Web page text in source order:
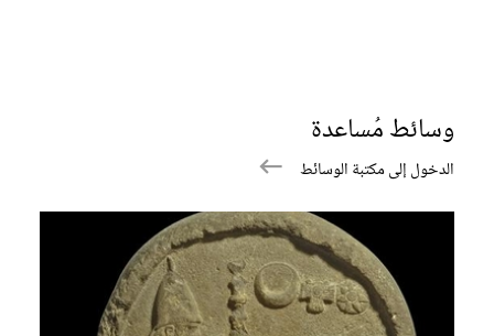
وسائط مُساعدة
الدخول إلى مكتبة الوسائط